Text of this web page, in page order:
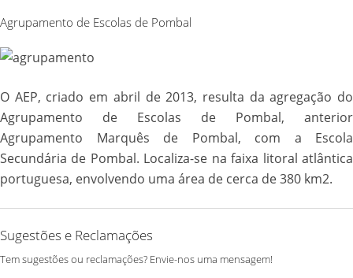
Agrupamento de Escolas de Pombal
O AEP, criado em abril de 2013, resulta da agregação do
Agrupamento de Escolas de Pombal, anterior
Agrupamento Marquês de Pombal, com a Escola
Secundária de Pombal. Localiza-se na faixa litoral atlântica
portuguesa, envolvendo uma área de cerca de 380 km2.
Sugestões e Reclamações
Tem sugestões ou reclamações? Envie-nos uma mensagem!